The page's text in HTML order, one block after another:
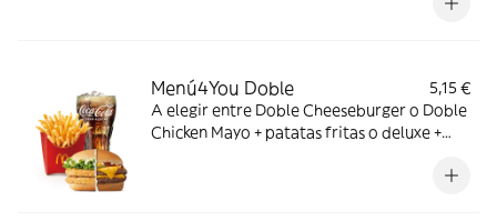
Menú4You Doble
5,15 €
A elegir entre Doble Cheeseburger o Doble
Chicken Mayo + patatas fritas o deluxe +